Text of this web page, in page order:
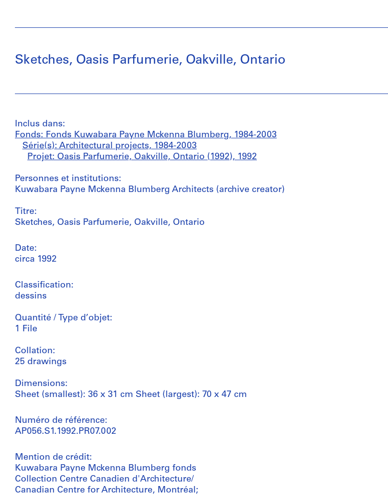
Sketches, Oasis Parfumerie, Oakville, Ontario
Inclus dans:
Fonds: Fonds Kuwabara Payne Mckenna Blumberg, 1984-2003
Série(s): Architectural projects, 1984-2003
Projet: Oasis Parfumerie, Oakville, Ontario (1992), 1992
Personnes et institutions:
Kuwabara Payne Mckenna Blumberg Architects (archive creator)
Titre:
Sketches, Oasis Parfumerie, Oakville, Ontario
Date:
circa 1992
Classification:
dessins
Quantité / Type d’objet:
1 File
Collation:
25 drawings
Dimensions:
Sheet (smallest): 36 x 31 cm Sheet (largest): 70 x 47 cm
Numéro de référence:
AP056.S1.1992.PR07.002
Mention de crédit:
Kuwabara Payne Mckenna Blumberg fonds
Collection Centre Canadien d'Architecture/
Canadian Centre for Architecture, Montréal;